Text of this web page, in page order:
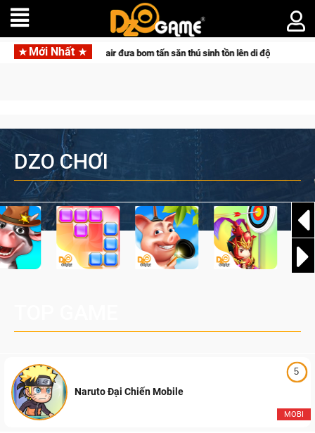
Mới Nhất
đưa bom tấn săn thú sinh tồn lên di động với tên gọi Palworld Online
DZO CHƠI
5
MOBI
Naruto Đại Chiến Mobile